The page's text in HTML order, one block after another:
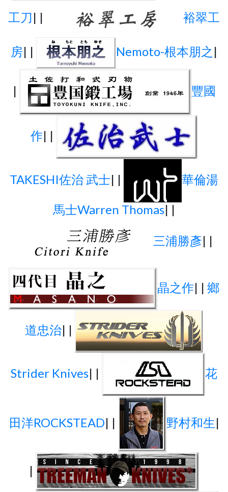
工刀| | 裕翠工
房| | Nemoto-根本朋之 |
| 豐國
作| |
TAKESHI佐治 武士| | 華倫湯
馬士Warren Thomas| |
三浦勝彥| |
晶之作| | 鄉
道忠治| |
Strider Knives| | 花
田洋ROCKSTEAD| | 野村和生|
|